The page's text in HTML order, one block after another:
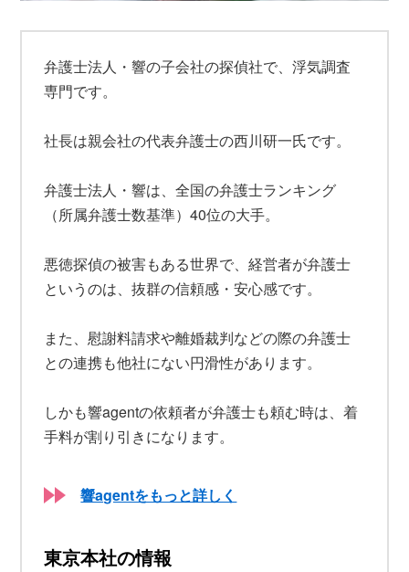
弁護士法人・響の子会社の探偵社で、浮気調査
専門です。
社長は親会社の代表弁護士の西川研一氏です。
弁護士法人・響は、全国の弁護士ランキング
（所属弁護士数基準）40位の大手。
悪徳探偵の被害もある世界で、経営者が弁護士
というのは、抜群の信頼感・安心感です。
また、慰謝料請求や離婚裁判などの際の弁護士
との連携も他社にない円滑性があります。
しかも響agentの依頼者が弁護士も頼む時は、着
手料が割り引きになります。
響agentをもっと詳しく
東京本社の情報